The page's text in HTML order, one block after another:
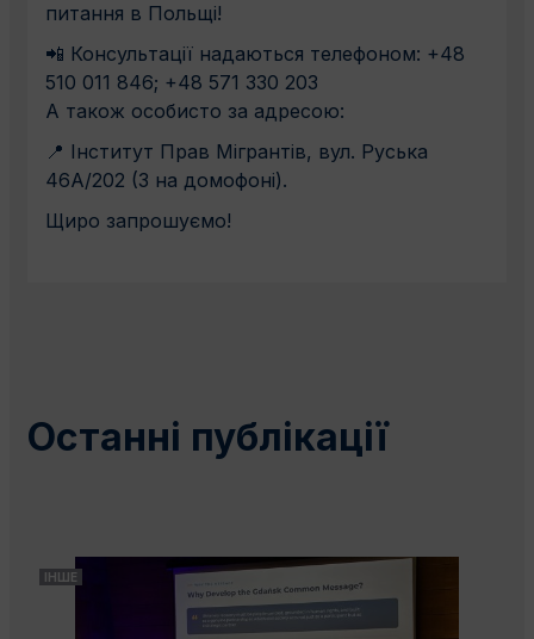
питання в Польщі!
📲 Консультації надаються телефоном: +48
510 011 846; +48 571 330 203
А також особисто за адресою:
📍 Інститут Прав Мігрантів, вул. Руська
46А/202 (3 на домофоні).
Щиро запрошуємо!
Останні публікації
ІНШЕ